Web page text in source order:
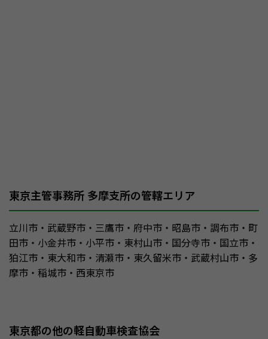
東京主管事務所 多摩支所の管轄エリア
立川市・武蔵野市・三鷹市・府中市・昭島市・調布市・町
田市・小金井市・小平市・東村山市・国分寺市・国立市・
狛江市・東大和市・清瀬市・東久留米市・武蔵村山市・多
摩市・稲城市・西東京市
東京都の他の軽自動車検査協会